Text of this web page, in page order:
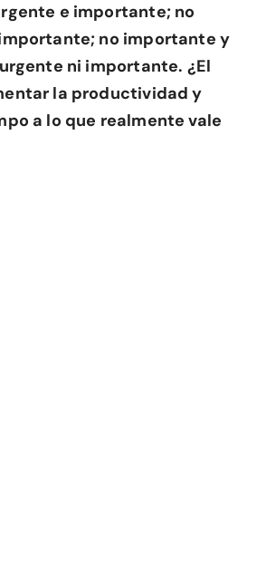
e importante; no
no importante y
ni importante. ¿El
la productividad y
a lo que realmente vale